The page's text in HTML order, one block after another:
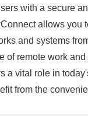
with a secure
allows you
and systems
of remote work
a vital role in
from the